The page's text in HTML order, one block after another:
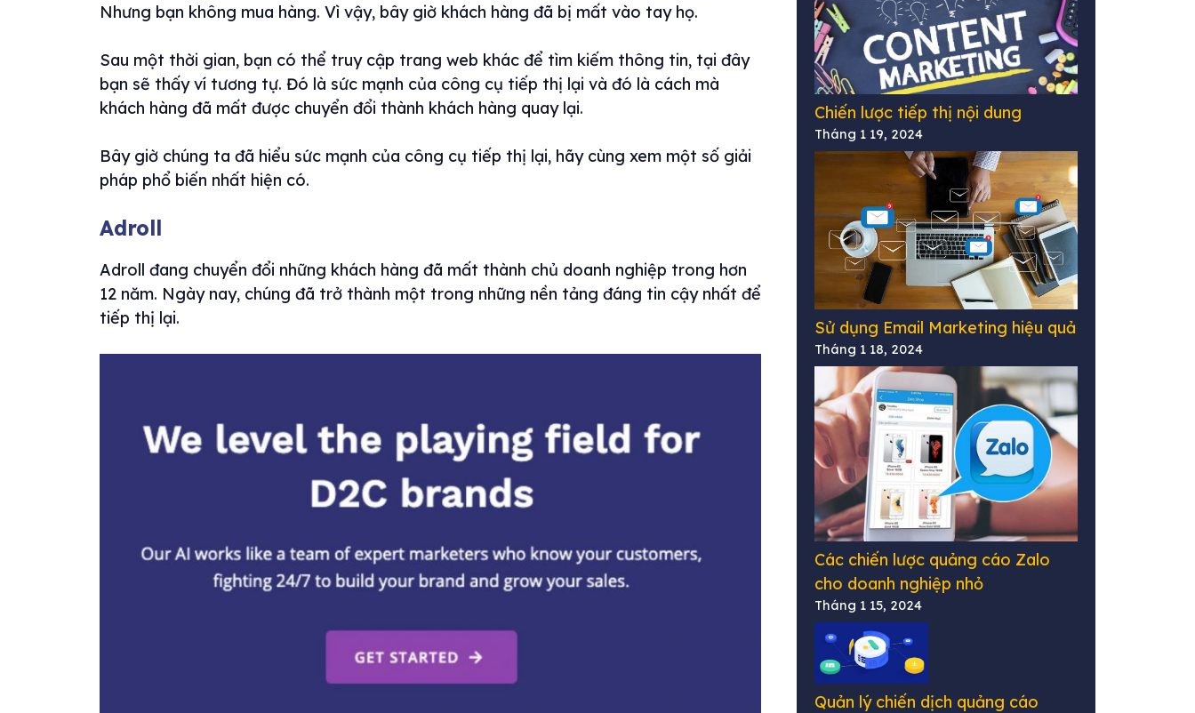
Nhưng bạn không mua hàng. Vì vậy, bây giờ khách hàng đã bị mất vào tay họ.
Sau một thời gian, bạn có thể truy cập trang web khác để tìm kiếm thông tin, tại đây
bạn sẽ thấy ví tương tự. Đó là sức mạnh của công cụ tiếp thị lại và đó là cách mà
khách hàng đã mất được chuyển đổi thành khách hàng quay lại.
Bây giờ chúng ta đã hiểu sức mạnh của công cụ tiếp thị lại, hãy cùng xem một số giải
pháp phổ biến nhất hiện có.
Adroll
Adroll đang chuyển đổi những khách hàng đã mất thành chủ doanh nghiệp trong hơn
12 năm. Ngày nay, chúng đã trở thành một trong những nền tảng đáng tin cậy nhất để
tiếp thị lại.
Chiến lược tiếp thị nội dung
Tháng 1 19, 2024
Sử dụng Email Marketing hiệu quả
Tháng 1 18, 2024
Các chiến lược quảng cáo Zalo
cho doanh nghiệp nhỏ
Tháng 1 15, 2024
Quản lý chiến dịch quảng cáo